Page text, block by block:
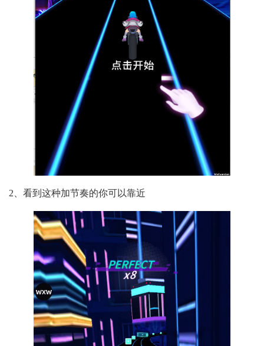
2、看到这种加节奏的你可以靠近